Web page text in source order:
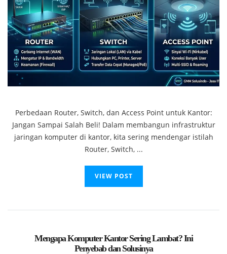
Perbedaan Router, Switch, dan Access Point untuk Kantor:
Jangan Sampai Salah Beli! Dalam membangun infrastruktur
jaringan komputer di kantor, kita sering mendengar istilah
Router, Switch, ...
VIEW POST
Mengapa Komputer Kantor Sering Lambat? Ini
Penyebab dan Solusinya